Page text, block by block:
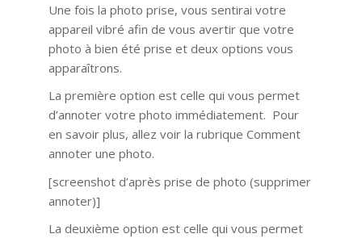
Une fois la photo prise, vous sentirai votre
appareil vibré afin de vous avertir que votre
photo à bien été prise et deux options vous
apparaîtrons.
La première option est celle qui vous permet
d’annoter votre photo immédiatement. Pour
en savoir plus, allez voir la rubrique Comment
annoter une photo.
[screenshot d’après prise de photo (supprimer
annoter)]
La deuxième option est celle qui vous permet